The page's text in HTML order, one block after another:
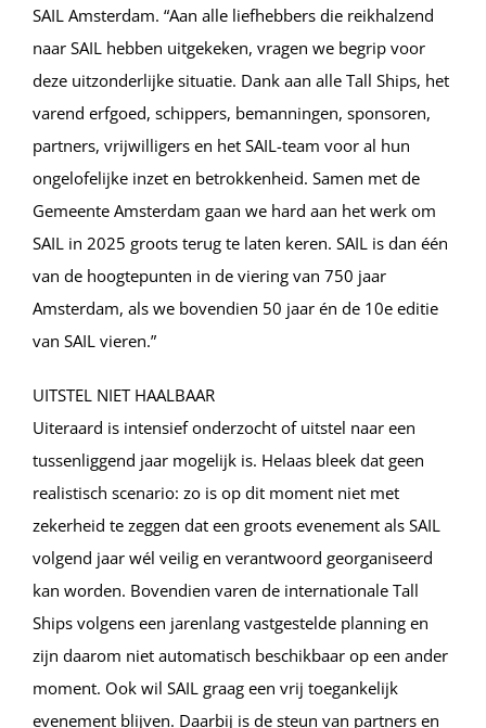
SAIL Amsterdam. “Aan alle liefhebbers die reikhalzend
naar SAIL hebben uitgekeken, vragen we begrip voor
deze uitzonderlijke situatie. Dank aan alle Tall Ships, het
varend erfgoed, schippers, bemanningen, sponsoren,
partners, vrijwilligers en het SAIL-team voor al hun
ongelofelijke inzet en betrokkenheid. Samen met de
Gemeente Amsterdam gaan we hard aan het werk om
SAIL in 2025 groots terug te laten keren. SAIL is dan één
van de hoogtepunten in de viering van 750 jaar
Amsterdam, als we bovendien 50 jaar én de 10e editie
van SAIL vieren.”
UITSTEL NIET HAALBAAR
Uiteraard is intensief onderzocht of uitstel naar een
tussenliggend jaar mogelijk is. Helaas bleek dat geen
realistisch scenario: zo is op dit moment niet met
zekerheid te zeggen dat een groots evenement als SAIL
volgend jaar wél veilig en verantwoord georganiseerd
kan worden. Bovendien varen de internationale Tall
Ships volgens een jarenlang vastgestelde planning en
zijn daarom niet automatisch beschikbaar op een ander
moment. Ook wil SAIL graag een vrij toegankelijk
evenement blijven. Daarbij is de steun van partners en